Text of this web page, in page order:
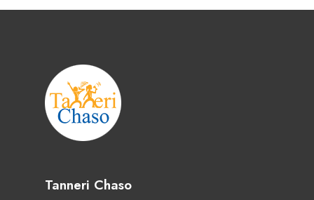
Tanneri Chaso